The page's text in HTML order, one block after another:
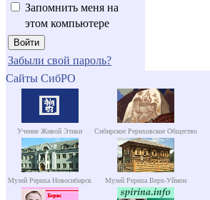
Запомнить меня на
этом компьютере
Забыли свой пароль?
Сайты СибРО
Учение Живой Этики Сибирское Рериховское Общество
Музей Рериха Новосибирск Музей Рериха Верх-Уймон